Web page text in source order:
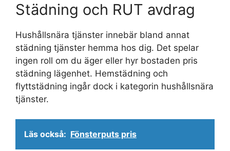
Städning och RUT avdrag
Hushållsnära tjänster innebär bland annat
städning tjänster hemma hos dig. Det spelar
ingen roll om du äger eller hyr bostaden pris
städning lägenhet. Hemstädning och
flyttstädning ingår dock i kategorin hushållsnära
tjänster.
Läs också: Fönsterputs pris